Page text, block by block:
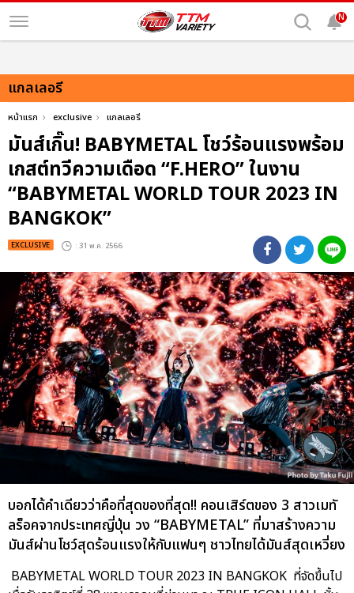
N
แกลเลอรี
หน้าแรก exclusive แกลเลอรี
มันส์เกิ๊น! BABYMETAL โชว์ร้อนแรงพร้อม
เกสต์ทวีความเดือด “F.HERO” ในงาน
“BABYMETAL WORLD TOUR 2023 IN
BANGKOK”
EXCLUSIVE : 31 พ.ค. 2566
บอกได้คำเดียวว่าคือที่สุดของที่สุด!! คอนเสิร์ตของ 3 สาวเมทั
ลร็อคจากประเทศญี่ปุ่น วง “BABYMETAL” ที่มาสร้างความ
มันส์ผ่านโชว์สุดร้อนแรงให้กับแฟนๆ ชาวไทยได้มันส์สุดเหวี่ยง
BABYMETAL WORLD TOUR 2023 IN BANGKOK ที่จัดขึ้นไป